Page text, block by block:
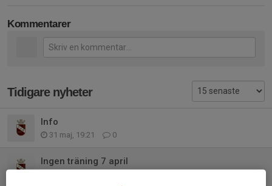
Kommentarer
Tidigare nyheter
Info
31 maj, 19:21 0
Ingen träning 7 april